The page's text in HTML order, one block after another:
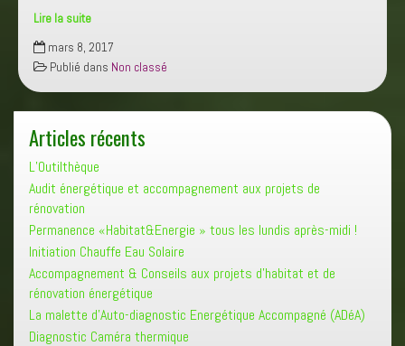
Lire la suite
Kerléa,
accompagner
les
transitions
sociales
et
écologiques.
mars 8, 2017
Publié dans Non classé
Articles récents
L’Outilthèque
Audit énergétique et accompagnement aux projets de
rénovation
Permanence «Habitat&Energie » tous les lundis après-midi !
Initiation Chauffe Eau Solaire
Accompagnement & Conseils aux projets d’habitat et de
rénovation énergétique
La malette d’Auto-diagnostic Energétique Accompagné (ADéA)
Diagnostic Caméra thermique